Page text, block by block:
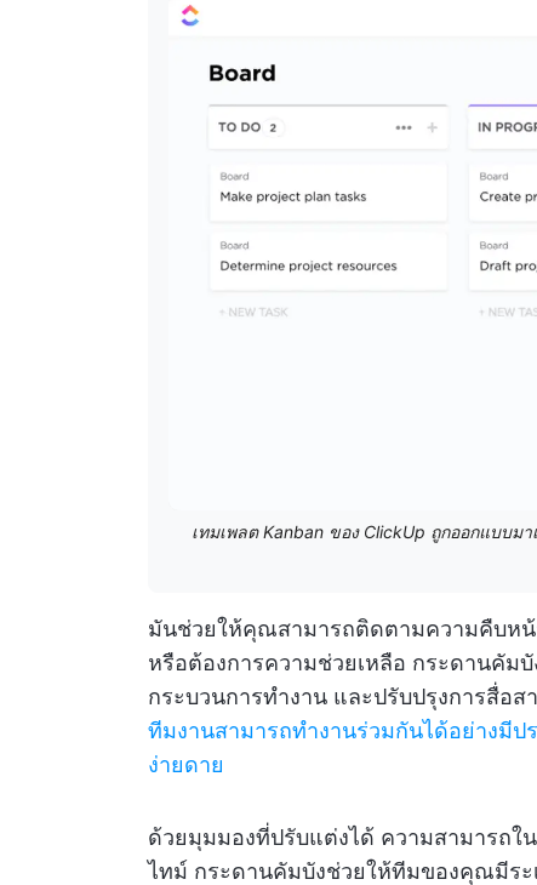
เทมเพลต Kanban ของ ClickUp ถูกออกแบบ
มันช่วยให้คุณสามารถติดตามความคืบหน้
หรือต้องการความช่วยเหลือ กระดานคัม
กระบวนการทำงาน และปรับปรุงการสื่อ
ทีมงานสามารถทำงานร่วมกันได้อย่างมีป
ง่ายดาย
ด้วยมุมมองที่ปรับแต่งได้ ความสามารถใ
ไทม์ กระดานคัมบังช่วยให้ทีมของคุณมีร